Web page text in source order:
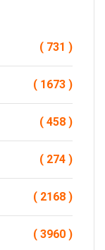
( 731 )
( 1673 )
( 458 )
( 274 )
( 2168 )
( 3960 )